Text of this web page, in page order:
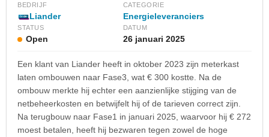
BEDRIJF
Liander
CATEGORIE
Energieleveranciers
STATUS
Open
DATUM
26 januari 2025
Een klant van Liander heeft in oktober 2023 zijn meterkast
laten ombouwen naar Fase3, wat € 300 kostte. Na de
ombouw merkte hij echter een aanzienlijke stijging van de
netbeheerkosten en betwijfelt hij of de tarieven correct zijn.
Na terugbouw naar Fase1 in januari 2025, waarvoor hij € 272
moest betalen, heeft hij bezwaren tegen zowel de hoge